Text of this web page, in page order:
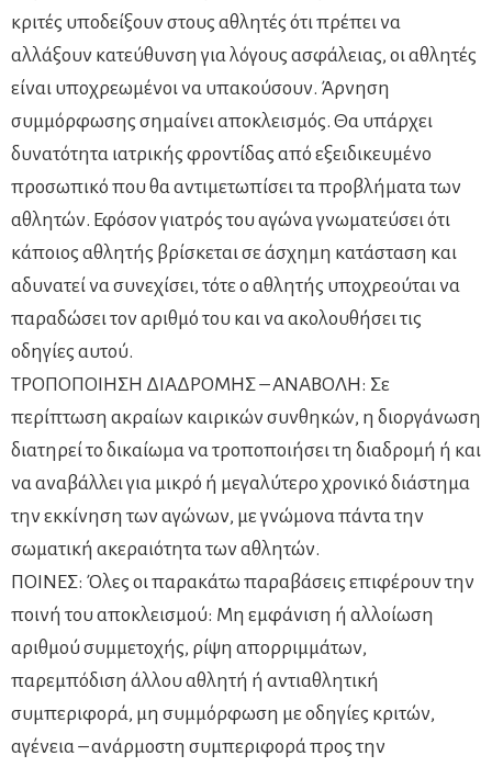
κριτές υποδείξουν στους αθλητές ότι πρέπει να
αλλάξουν κατεύθυνση για λόγους ασφάλειας, οι αθλητές
είναι υποχρεωμένοι να υπακούσουν. Άρνηση
συμμόρφωσης σημαίνει αποκλεισμός. Θα υπάρχει
δυνατότητα ιατρικής φροντίδας από εξειδικευμένο
προσωπικό που θα αντιμετωπίσει τα προβλήματα των
αθλητών. Εφόσον γιατρός του αγώνα γνωματεύσει ότι
κάποιος αθλητής βρίσκεται σε άσχημη κατάσταση και
αδυνατεί να συνεχίσει, τότε ο αθλητής υποχρεούται να
παραδώσει τον αριθμό του και να ακολουθήσει τις
οδηγίες αυτού.
ΤΡΟΠΟΠΟΙΗΣΗ ΔΙΑΔΡΟΜΗΣ – ΑΝΑΒΟΛΗ: Σε
περίπτωση ακραίων καιρικών συνθηκών, η διοργάνωση
διατηρεί το δικαίωμα να τροποποιήσει τη διαδρομή ή και
να αναβάλλει για μικρό ή μεγαλύτερο χρονικό διάστημα
την εκκίνηση των αγώνων, με γνώμονα πάντα την
σωματική ακεραιότητα των αθλητών.
ΠΟΙΝΕΣ: Όλες οι παρακάτω παραβάσεις επιφέρουν την
ποινή του αποκλεισμού: Μη εμφάνιση ή αλλοίωση
αριθμού συμμετοχής, ρίψη απορριμμάτων,
παρεμπόδιση άλλου αθλητή ή αντιαθλητική
συμπεριφορά, μη συμμόρφωση με οδηγίες κριτών,
αγένεια – ανάρμοστη συμπεριφορά προς την